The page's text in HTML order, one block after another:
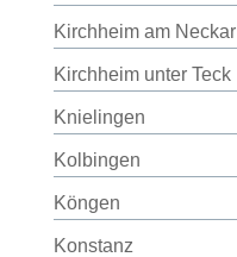
Kirchheim am Neckar
Kirchheim unter Teck
Knielingen
Kolbingen
Köngen
Konstanz